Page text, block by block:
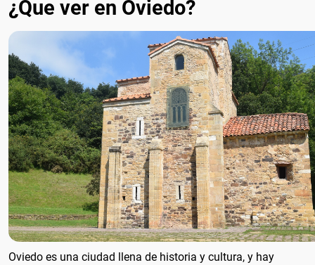
¿Que ver en Oviedo?
Oviedo es una ciudad llena de historia y cultura, y hay